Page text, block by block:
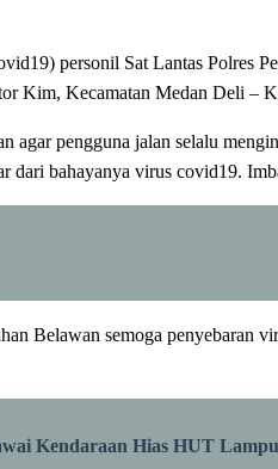
personil Sat Lantas Polres
Kim, Kecamatan Medan Deli –
pengguna jalan selalu
dari bahayanya virus covid19.
Belawan semoga penyebaran
Kendaraan Hias HUT